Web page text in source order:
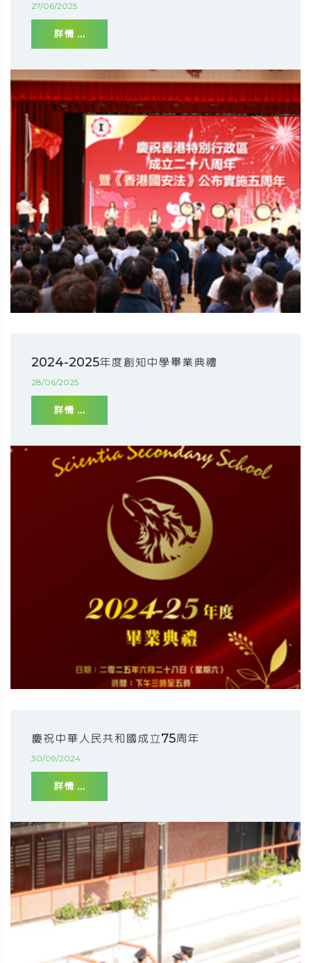
27/06/2025
詳情 ...
2024-2025年度創知中學畢業典禮
28/06/2025
詳情 ...
慶祝中華人民共和國成立75周年
30/09/2024
詳情 ...